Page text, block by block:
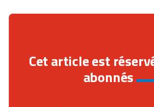
Cet article est
abonnés